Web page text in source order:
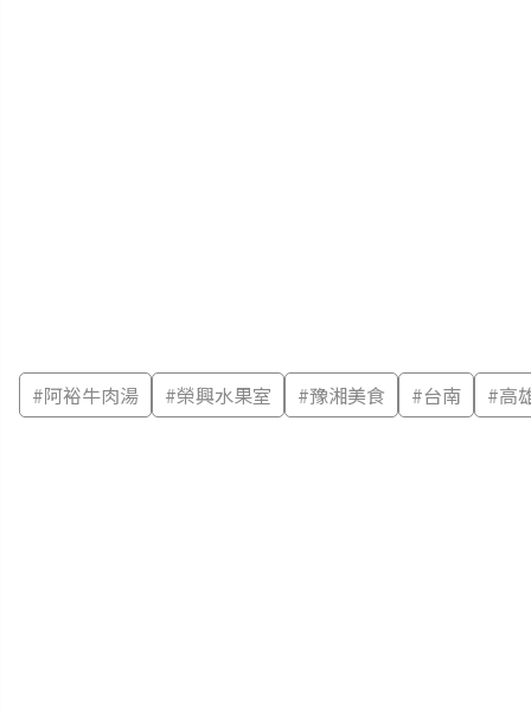
#阿裕牛肉湯 #榮興水果室 #豫湘美食 #台南 #高